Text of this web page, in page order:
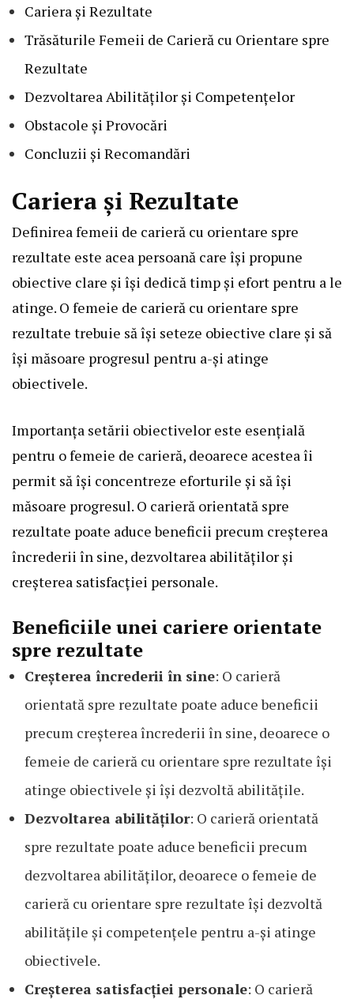
Cariera și Rezultate
Trăsăturile Femeii de Carieră cu Orientare spre
Rezultate
Dezvoltarea Abilităților și Competențelor
Obstacole și Provocări
Concluzii și Recomandări
Cariera și Rezultate
Definirea femeii de carieră cu orientare spre
rezultate este acea persoană care își propune
obiective clare și își dedică timp și efort pentru a le
atinge. O femeie de carieră cu orientare spre
rezultate trebuie să își seteze obiective clare și să
își măsoare progresul pentru a-și atinge
obiectivele.
Importanța setării obiectivelor este esențială
pentru o femeie de carieră, deoarece acestea îi
permit să își concentreze eforturile și să își
măsoare progresul. O carieră orientată spre
rezultate poate aduce beneficii precum creșterea
încrederii în sine, dezvoltarea abilităților și
creșterea satisfacției personale.
Beneficiile unei cariere orientate
spre rezultate
Creșterea încrederii în sine: O carieră
orientată spre rezultate poate aduce beneficii
precum creșterea încrederii în sine, deoarece o
femeie de carieră cu orientare spre rezultate își
atinge obiectivele și își dezvoltă abilitățile.
Dezvoltarea abilităților: O carieră orientată
spre rezultate poate aduce beneficii precum
dezvoltarea abilităților, deoarece o femeie de
carieră cu orientare spre rezultate își dezvoltă
abilitățile și competențele pentru a-și atinge
obiectivele.
Creșterea satisfacției personale: O carieră